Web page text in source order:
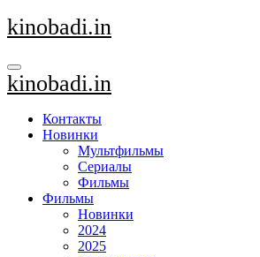
Перейти
к
kinobadi.in
kinobadi.in
Контакты
Новинки
Мультфильмы
Сериалы
Фильмы
Фильмы
Новинки
2024
2025